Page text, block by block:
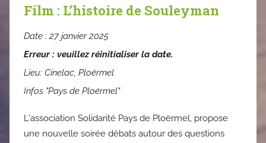
Film : L’histoire de Souleyman
Date :27 janvier 2025
Erreur : veuillez réinitialiser la date.
Lieu: Cinelac, Ploërmel
Infos "Pays de Ploërmel"
L'association Solidarité Pays de Ploërmel, propose
une nouvelle soirée débats autour des questions